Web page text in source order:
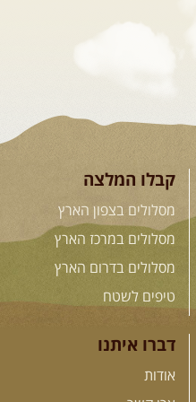
קבלו המלצה
מסלולים בצפון הארץ
מסלולים במרכז הארץ
מסלולים בדרום הארץ
טיפים לשטח
דברו איתנו
אודות